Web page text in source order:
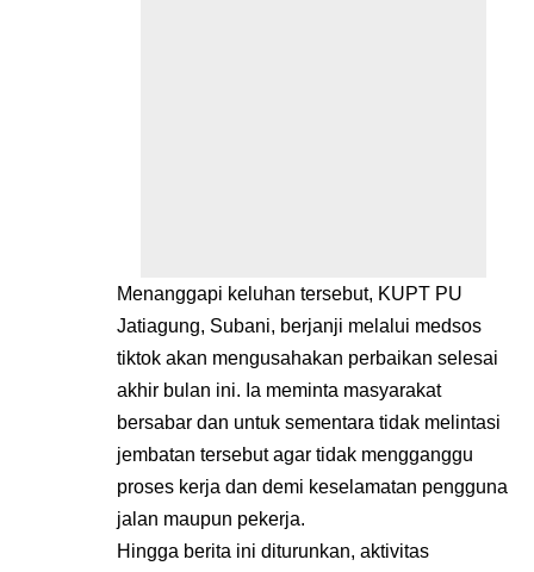
Menanggapi keluhan tersebut, KUPT PU
Jatiagung, Subani, berjanji melalui medsos
tiktok akan mengusahakan perbaikan selesai
akhir bulan ini. Ia meminta masyarakat
bersabar dan untuk sementara tidak melintasi
jembatan tersebut agar tidak mengganggu
proses kerja dan demi keselamatan pengguna
jalan maupun pekerja.
Hingga berita ini diturunkan, aktivitas